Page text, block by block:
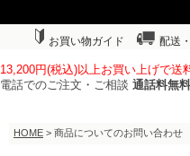
お買い物ガイド 配送
13,200円(税込)以上お買い上げで送
電話でのご注文・ご相談 通話料無
HOME > 商品についてのお問い合わせ